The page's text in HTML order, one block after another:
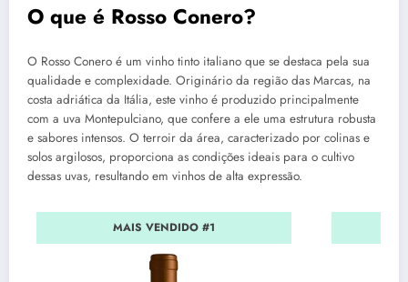
O que é Rosso Conero?
O Rosso Conero é um vinho tinto italiano que se destaca pela sua
qualidade e complexidade. Originário da região das Marcas, na
costa adriática da Itália, este vinho é produzido principalmente
com a uva Montepulciano, que confere a ele uma estrutura robusta
e sabores intensos. O terroir da área, caracterizado por colinas e
solos argilosos, proporciona as condições ideais para o cultivo
dessas uvas, resultando em vinhos de alta expressão.
MAIS VENDIDO #1